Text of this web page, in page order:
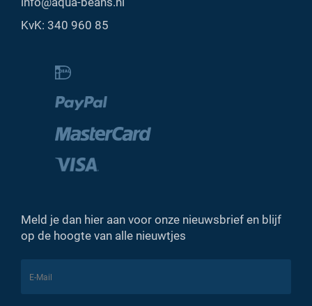
KvK: 340 960 85
Meld je dan hier aan voor onze nieuwsbrief en blijf
op de hoogte van alle nieuwtjes